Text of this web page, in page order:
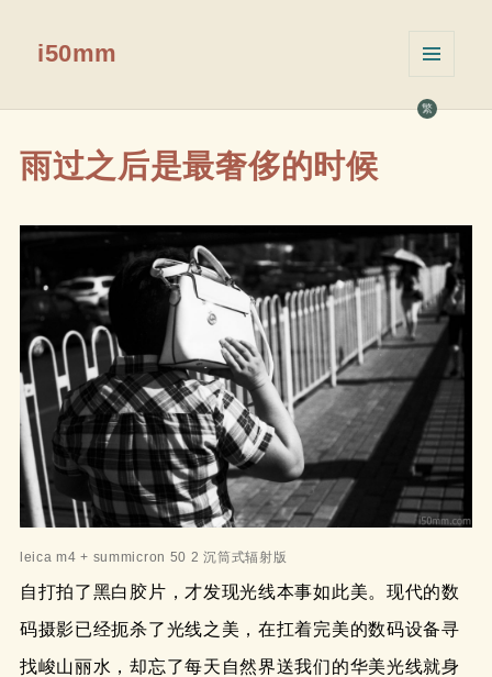
繁
i50mm
挂件
雨过之后是最奢侈的时候
leica m4 + summicron 50 2 沉筒式辐射版
自打拍了黑白胶片，才发现光线本事如此美。现代的数
码摄影已经扼杀了光线之美，在扛着完美的数码设备寻
找峻山丽水，却忘了每天自然界送我们的华美光线就身